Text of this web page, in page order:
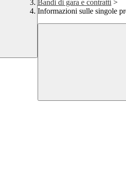
Bandi di gara e contratti >
Informazioni sulle singole